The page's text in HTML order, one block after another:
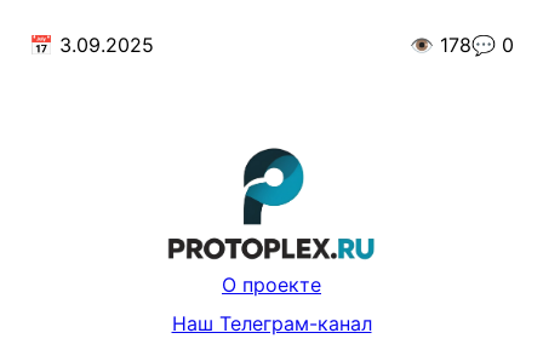
📅 3.09.2025 👁️ 178💬 0
О проекте
Наш Телеграм-канал